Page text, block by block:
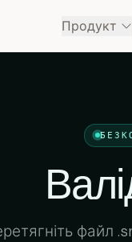
Продукт
файл